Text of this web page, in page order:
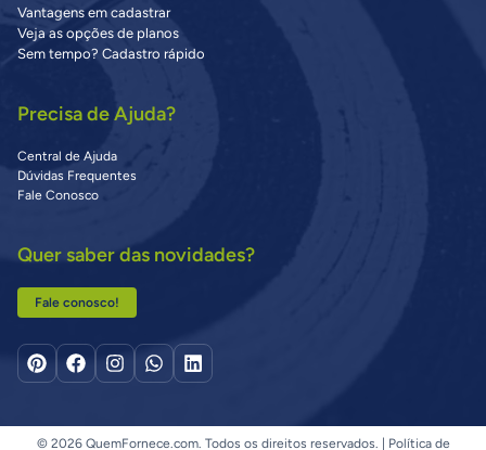
Vantagens em cadastrar
Veja as opções de planos
Sem tempo? Cadastro rápido
Precisa de Ajuda?
Central de Ajuda
Dúvidas Frequentes
Fale Conosco
Quer saber das novidades?
Fale conosco!
© 2026 QuemFornece.com. Todos os direitos reservados. | Política de